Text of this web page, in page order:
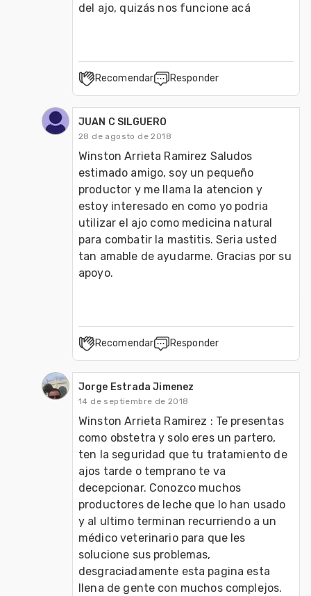
del ajo, quizás nos funcione acá
Recomendar Responder
JUAN C SILGUERO
28 de agosto de 2018
Winston Arrieta Ramirez Saludos
estimado amigo, soy un pequeño
productor y me llama la atencion y
estoy interesado en como yo podria
utilizar el ajo como medicina natural
para combatir la mastitis. Seria usted
tan amable de ayudarme. Gracias por su
apoyo.
Recomendar Responder
Jorge Estrada Jimenez
14 de septiembre de 2018
Winston Arrieta Ramirez : Te presentas
como obstetra y solo eres un partero,
ten la seguridad que tu tratamiento de
ajos tarde o temprano te va
decepcionar. Conozco muchos
productores de leche que lo han usado
y al ultimo terminan recurriendo a un
médico veterinario para que les
solucione sus problemas,
desgraciadamente esta pagina esta
llena de gente con muchos complejos.